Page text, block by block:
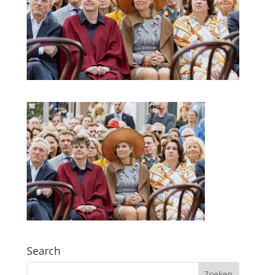
Search